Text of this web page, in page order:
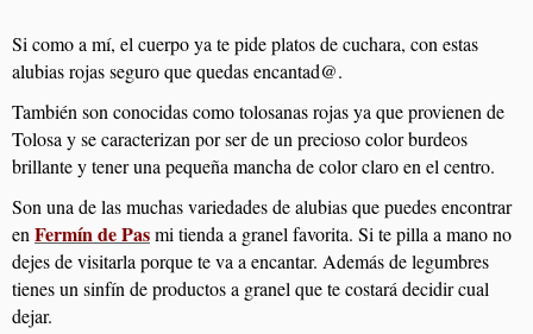
Si como a mí, el cuerpo ya te pide platos de cuchara, con estas
alubias rojas seguro que quedas encantad@.
También son conocidas como tolosanas rojas ya que provienen de
Tolosa y se caracterizan por ser de un precioso color burdeos
brillante y tener una pequeña mancha de color claro en el centro.
Son una de las muchas variedades de alubias que puedes encontrar
enFermín de Pasmi tienda a granel favorita. Si te pilla a mano no
dejes de visitarla porque te va a encantar. Además de legumbres
tienes un sinfín de productos a granel que te costará decidir cual
dejar.